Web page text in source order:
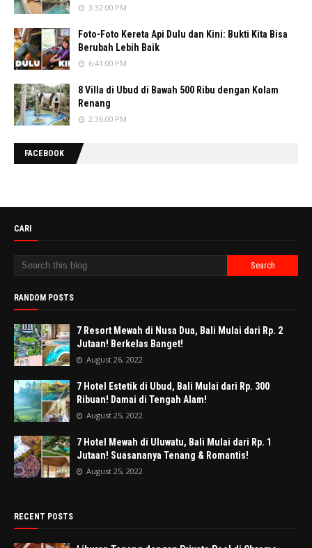
3:32:00 PM
Foto-Foto Kereta Api Dulu dan Kini: Bukti Kita Bisa
Berubah Lebih Baik
6:41:00 PM
8 Villa di Ubud di Bawah 500 Ribu dengan Kolam
Renang
2:36:00 PM
FACEBOOK
CARI
RANDOM POSTS
7 Resort Mewah di Nusa Dua, Bali Mulai dari Rp. 2
Jutaan! Berkelas Banget!
August 26, 2022
7 Hotel Estetik di Ubud, Bali Mulai dari Rp. 300
Ribuan! Damai di Tengah Alam!
August 25, 2022
7 Hotel Mewah di Uluwatu, Bali Mulai dari Rp. 1
Jutaan! Suasananya Tenang & Romantis!
August 25, 2022
RECENT POSTS